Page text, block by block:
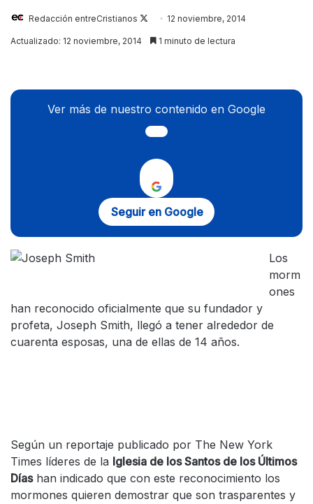
Redacción entreCristianos
Follow
on
12 noviembre, 2014
Actualizado: 12 noviembre, 2014 1 minuto de lectura
Ver más de nuestro contenido en Google
Seguir en Google
Los
morm
ones
han reconocido oficialmente que su fundador y
profeta, Joseph Smith, llegó a tener alrededor de
cuarenta esposas, una de ellas de 14 años.
Según un reportaje publicado por The New York
Times líderes de la Iglesia de los Santos de los Últimos
Díashan indicado que con este reconocimiento los
mormones quieren demostrar que son trasparentes y